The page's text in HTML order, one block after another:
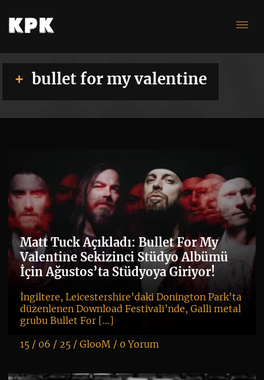
bullet for my valentine
Matt Tuck Açıkladı: Bullet For My
Valentine Sekizinci Stüdyo Albümü
İçin Ağustos’ta Stüdyoya Giriyor!
İngiltere, Leicestershire’daki Donington Park’ta
düzenlenen Download Festivali’nde, Galli metal
grubu Bullet For […]
15 / 06 / 25 / GlooM/ 0 Yorum